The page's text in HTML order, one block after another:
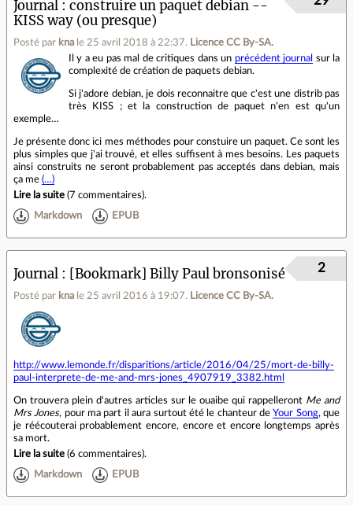
Journal
construire un paquet debian --
KISS way (ou presque)
Posté par kna le 25 avril 2018 à 22:37. Licence CC By‑SA.
Il y a eu pas mal de critiques dans un précédent journal sur la
complexité de création de paquets debian.
Si j'adore debian, je dois reconnaitre que c'est une distrib pas
très KISS ; et la construction de paquet n'en est qu'un
exemple…
Je présente donc ici mes méthodes pour constuire un paquet. Ce sont les
plus simples que j'ai trouvé, et elles suffisent à mes besoins. Les paquets
ainsi construits ne seront probablement pas acceptés dans debian, mais
ça me (…)
Lire la suite (7 commentaires).
Markdown EPUB
Journal [Bookmark] Billy Paul bronsonisé
Posté par kna le 25 avril 2016 à 19:07. Licence CC By‑SA.
2
http://www.lemonde.fr/disparitions/article/2016/04/25/mort-de-billy-
paul-interprete-de-me-and-mrs-jones_4907919_3382.html
On trouvera plein d'autres articles sur le ouaibe qui rappelleront Me and
Mrs Jones, pour ma part il aura surtout été le chanteur deYour Song, que
je réécouterai probablement encore, encore et encore longtemps après
sa mort.
Lire la suite (6 commentaires).
Markdown EPUB